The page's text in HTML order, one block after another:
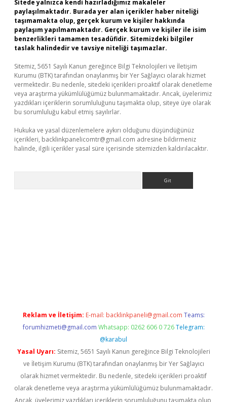
Sitede yalnızca kendi hazırladığımız makaleler
paylaşılmaktadır. Burada yer alan içerikler haber niteliği
taşımamakta olup, gerçek kurum ve kişiler hakkında
paylaşım yapılmamaktadır. Gerçek kurum ve kişiler ile isim
benzerlikleri tamamen tesadüfidir. Sitemizdeki bilgiler
taslak halindedir ve tavsiye niteliği taşımazlar.
Sitemiz, 5651 Sayılı Kanun gereğince Bilgi Teknolojileri ve İletişim
Kurumu (BTK) tarafından onaylanmış bir Yer Sağlayıcı olarak hizmet
vermektedir. Bu nedenle, sitedeki içerikleri proaktif olarak denetleme
veya araştırma yükümlülüğümüz bulunmamaktadır. Ancak, üyelerimiz
yazdıkları içeriklerin sorumluluğunu taşımakta olup, siteye üye olarak
bu sorumluluğu kabul etmiş sayılırlar.
Hukuka ve yasal düzenlemelere aykırı olduğunu düşündüğünüz
içerikleri, backlinkpanelicomtr@gmail.com adresine bildirmeniz
halinde, ilgili içerikler yasal süre içerisinde sitemizden kaldırılacaktır.
Reklam ve İletişim: E-mail: backlinkpaneli@gmail.com Teams:
forumhizmeti@gmail.com Whatsapp: 0262 606 0 726 Telegram:
@karabul
Yasal Uyarı: Sitemiz, 5651 Sayılı Kanun gereğince Bilgi Teknolojileri
ve İletişim Kurumu (BTK) tarafından onaylanmış bir Yer Sağlayıcı
olarak hizmet vermektedir. Bu nedenle, sitedeki içerikleri proaktif
olarak denetleme veya araştırma yükümlülüğümüz bulunmamaktadır.
Ancak, üyelerimiz yazdıkları içeriklerin sorumluluğunu taşımakta olup,